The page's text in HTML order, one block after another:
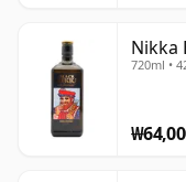
Nikka
720ml •